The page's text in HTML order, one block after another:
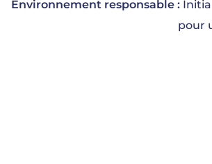
Environnement responsable :
pour